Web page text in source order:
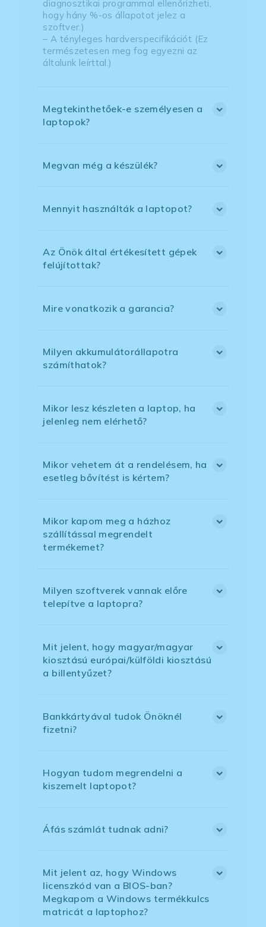
diagnosztikai programmal ellenőrizheti,
hogy hány %-os állapotot jelez a
szoftver.)
– A tényleges hardverspecifikációt (Ez
természetesen meg fog egyezni az
általunk leírttal.)
Megtekinthetőek-e személyesen a
laptopok?
Megvan még a készülék?
Mennyit használták a laptopot?
Az Önök által értékesített gépek
felújítottak?
Mire vonatkozik a garancia?
Milyen akkumulátorállapotra
számíthatok?
Mikor lesz készleten a laptop, ha
jelenleg nem elérhető?
Mikor vehetem át a rendelésem, ha
esetleg bővítést is kértem?
Mikor kapom meg a házhoz
szállítással megrendelt
termékemet?
Milyen szoftverek vannak előre
telepítve a laptopra?
Mit jelent, hogy magyar/magyar
kiosztású európai/külföldi kiosztású
a billentyűzet?
Bankkártyával tudok Önöknél
fizetni?
Hogyan tudom megrendelni a
kiszemelt laptopot?
Áfás számlát tudnak adni?
Mit jelent az, hogy Windows
licenszkód van a BIOS-ban?
Megkapom a Windows termékkulcs
matricát a laptophoz?